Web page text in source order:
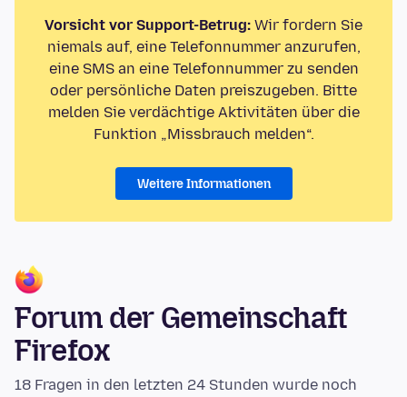
Vorsicht vor Support-Betrug: Wir fordern Sie
niemals auf, eine Telefonnummer anzurufen,
eine SMS an eine Telefonnummer zu senden
oder persönliche Daten preiszugeben. Bitte
melden Sie verdächtige Aktivitäten über die
Funktion „Missbrauch melden“.
Weitere Informationen
Forum der Gemeinschaft
Firefox
18 Fragen in den letzten 24 Stunden wurde noch